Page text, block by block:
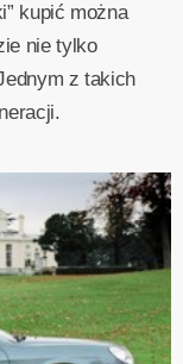
kupić można
nie tylko
z takich